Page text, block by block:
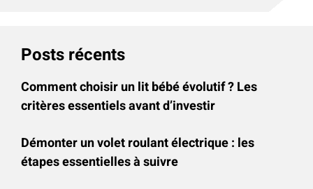
Posts récents
Comment choisir un lit bébé évolutif ? Les
critères essentiels avant d’investir
Démonter un volet roulant électrique : les
étapes essentielles à suivre